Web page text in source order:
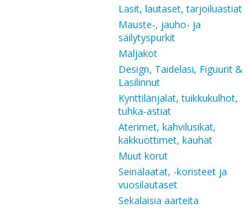
Lasit, lautaset, tarjoiluastiat
Mauste-, jauho- ja
säilytyspurkit
Maljakot
Design, Taidelasi, Figuurit &
Lasilinnut
Kynttilänjalat, tuikkukulhot,
tuhka-astiat
Aterimet, kahvilusikat,
kakkuottimet, kauhat
Muut korut
Seinälaatat, -koristeet ja
vuosilautaset
Sekalaisia aarteita